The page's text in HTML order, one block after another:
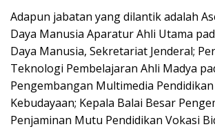
Adapun jabatan yang dilantik adalah
Daya Manusia Aparatur Ahli Utama
Daya Manusia, Sekretariat Jenderal;
Teknologi Pembelajaran Ahli Madya
Pengembangan Multimedia
Kebudayaan; Kepala Balai Besar
Penjaminan Mutu Pendidikan Vokasi